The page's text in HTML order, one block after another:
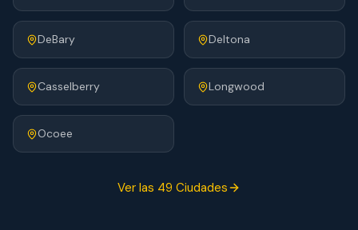
DeBary Deltona
Casselberry Longwood
Ocoee
Ver las 49 Ciudades